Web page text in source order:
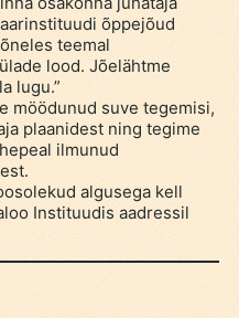
õppejõud
teemal
lood. Jõelähtme
lugu.”
möödunud suve tegemisi,
plaanidest ning tegime
ilmunud
algusega kell
Instituudis aadressil